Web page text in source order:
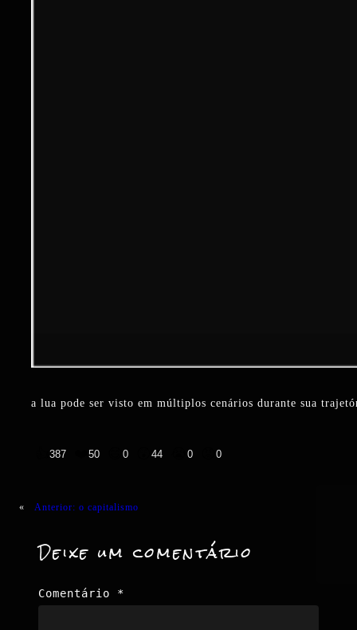
a lua pode ser visto em múltiplos cenários durante sua
387 50 0 44 0 0
« Anterior: o capitalismo
Deixe um comentário
Comentário *